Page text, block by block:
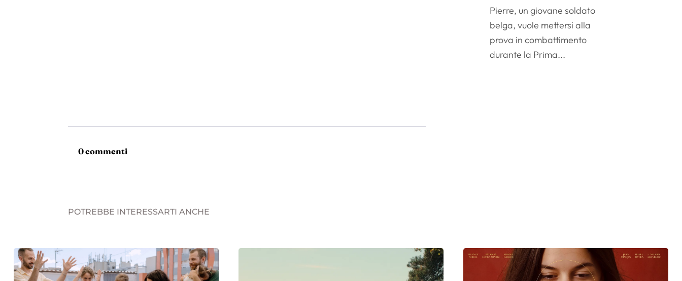
Pierre, un giovane soldato
belga, vuole mettersi alla
prova in combattimento
durante la Prima...
0 commenti
POTREBBE INTERESSARTI ANCHE